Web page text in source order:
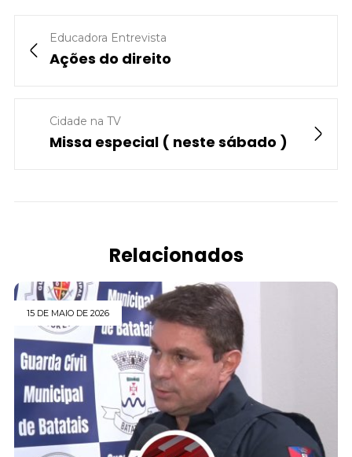
Educadora Entrevista
Ações do direito
Cidade na TV
Missa especial ( neste sábado )
Relacionados
15 DE MAIO DE 2026